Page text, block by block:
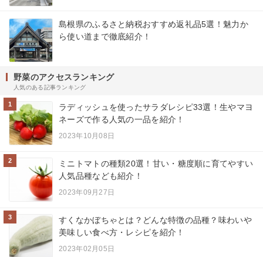
島根県のふるさと納税おすすめ返礼品5選！魅力か
ら使い道まで徹底紹介！
野菜のアクセスランキング
人気のある記事ランキング
1
ラディッシュを使ったサラダレシピ33選！生やマヨ
ネーズで作る人気の一品を紹介！
2023年10月08日
2
ミニトマトの種類20選！甘い・糖度順に育てやすい
人気品種なども紹介！
2023年09月27日
3
すくなかぼちゃとは？どんな特徴の品種？味わいや
美味しい食べ方・レシピを紹介！
2023年02月05日